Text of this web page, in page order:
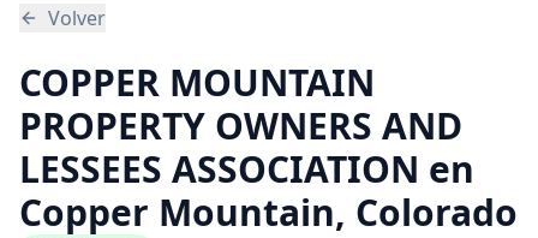
Volver
COPPER MOUNTAIN
PROPERTY OWNERS AND
LESSEES ASSOCIATION en
Copper Mountain, Colorado